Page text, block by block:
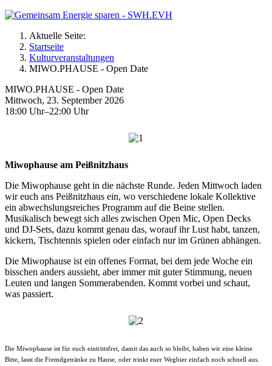
Aktuelle Seite:
Startseite
Kulturveranstaltungen
MIWO.PHAUSE - Open Date
MIWO.PHAUSE - Open Date
Mittwoch, 23. September 2026
18:00 Uhr–22:00 Uhr
Miwophause am Peißnitzhaus
Die Miwophause geht in die nächste Runde. Jeden Mittwoch laden
wir euch ans Peißnitzhaus ein, wo verschiedene lokale Kollektive
ein abwechslungsreiches Programm auf die Beine stellen.
Musikalisch bewegt sich alles zwischen Open Mic, Open Decks
und DJ-Sets, dazu kommt genau das, worauf ihr Lust habt, tanzen,
kickern, Tischtennis spielen oder einfach nur im Grünen abhängen.
Die Miwophause ist ein offenes Format, bei dem jede Woche ein
bisschen anders aussieht, aber immer mit guter Stimmung, neuen
Leuten und langen Sommerabenden. Kommt vorbei und schaut,
was passiert.
Die Miwophause ist für euch eintrittsfrei, damit das auch so bleibt, haben wir eine kleine
Bitte, lasst die Fremdgetränke zu Hause, oder trinkt euer Wegbier einfach noch schnell aus.